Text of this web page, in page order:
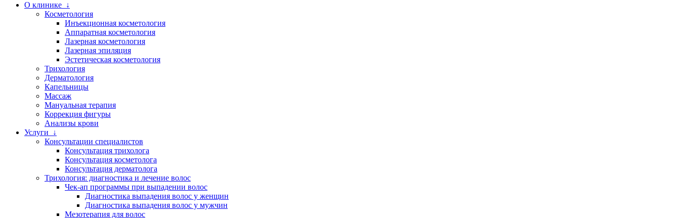
О клинике ↓
Косметология
Инъекционная косметология
Аппаратная косметология
Лазерная косметология
Лазерная эпиляция
Эстетическая косметология
Трихология
Дерматология
Капельницы
Массаж
Мануальная терапия
Коррекция фигуры
Анализы крови
Услуги ↓
Консультации специалистов
Консультация трихолога
Консультация косметолога
Консультация дерматолога
Трихология: диагностика и лечение волос
Чек-ап программы при выпадении волос
Диагностика выпадения волос у женщин
Диагностика выпадения волос у мужчин
Мезотерапия для волос